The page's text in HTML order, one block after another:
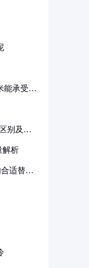
能承受多
别及其
解析
适替代